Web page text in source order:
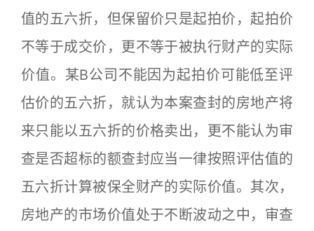
值的五六折，但保留价只是起拍价，起拍价
不等于成交价，更不等于被执行财产的实际
价值。某B公司不能因为起拍价可能低至评
估价的五六折，就认为本案查封的房地产将
来只能以五六折的价格卖出，更不能认为审
查是否超标的额查封应当一律按照评估值的
五六折计算被保全财产的实际价值。其次，
房地产的市场价值处于不断波动之中，审查